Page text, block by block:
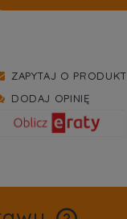
ZAPYTAJ O PRODUKT
DODAJ OPINIĘ